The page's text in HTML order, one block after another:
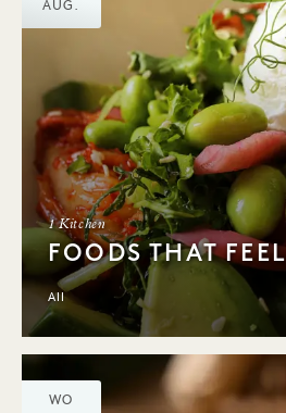
AUG.
1 Kitchen
FOODS THAT
All
WO